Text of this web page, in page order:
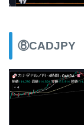
⑧CADJPY